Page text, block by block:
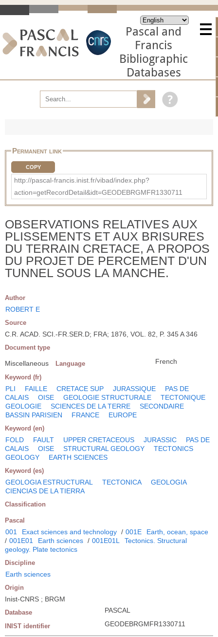
Pascal and
Francis
Bibliographic
Databases
Permanent link
COPY
http://pascal-francis.inist.fr/vibad/index.php?
action=getRecordDetail&idt=GEODEBRGMFR1330711
OBSERVATIONS RELATIVES AUX
PLISSEMENTS ET AUX BRISURES
DU TERRAIN CRETACE, A PROPOS
DU PROJET DE PERCEMENT D'UN
TUNNEL SOUS LA MANCHE.
Author
ROBERT E
Source
C.R. ACAD. SCI.-FR.SER.D; FRA; 1876, VOL. 82, P. 345 A 346
Document type
Miscellaneous Language French
Keyword (fr)
PLI FAILLE CRETACE SUP JURASSIQUE
PAS DE
CALAIS
OISE GEOLOGIE STRUCTURALE
TECTONIQUE
GEOLOGIE
SCIENCES DE LA TERRE
SECONDAIRE
BASSIN PARISIEN
FRANCE EUROPE
Keyword (en)
FOLD FAULT UPPER CRETACEOUS JURASSIC
PAS DE
CALAIS
OISE STRUCTURAL GEOLOGY
TECTONICS
GEOLOGY
EARTH SCIENCES
Keyword (es)
GEOLOGIA ESTRUCTURAL TECTONICA
GEOLOGIA
CIENCIAS DE LA TIERRA
Classification
Pascal
001 Exact sciences and technology / 001E
Earth, ocean, space
/ 001E01 Earth sciences / 001E01L
Tectonics. Structural
geology. Plate tectonics
Discipline
Earth sciences
Origin
Inist-CNRS ; BRGM
Database PASCAL
INIST identifier GEODEBRGMFR1330711